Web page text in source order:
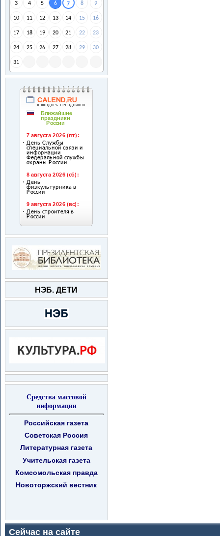
3 4 5 6 7 8 9
10 11 12 13 14 15 16
17 18 19 20 21 22 23
24 25 26 27 28 29 30
31
НЭБ. ДЕТИ
Средства массовой
информации
Российская газета
Советская Россия
Литературная газета
Учительская газета
Комсомольская правда
Новоторжский вестник
Сейчас на сайте